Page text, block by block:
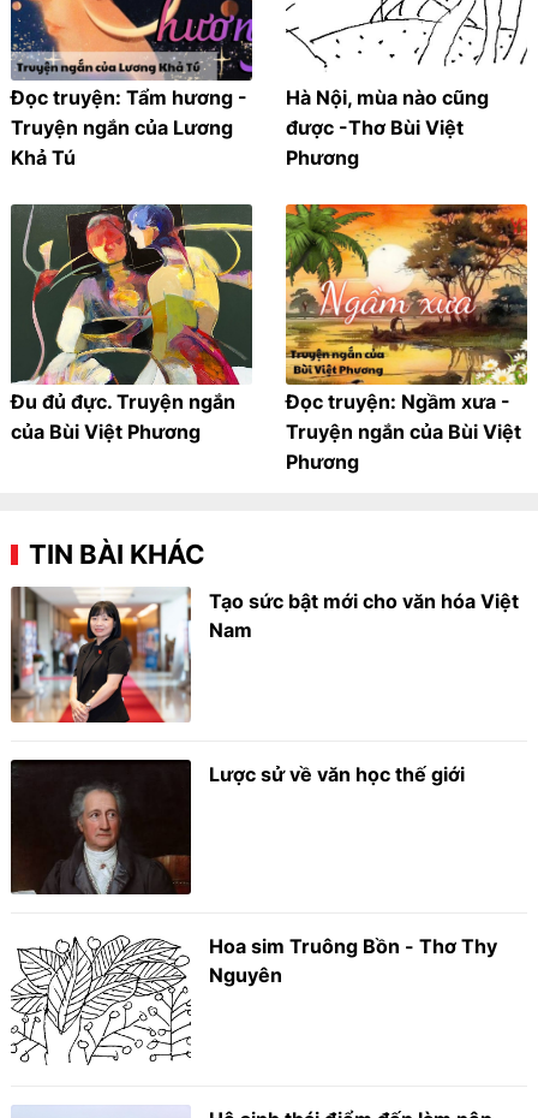
Đọc truyện: Tẩm hương -
Truyện ngắn của Lương
Khả Tú
Hà Nội, mùa nào cũng
được -Thơ Bùi Việt
Phương
Đu đủ đực. Truyện ngắn
của Bùi Việt Phương
Đọc truyện: Ngầm xưa -
Truyện ngắn của Bùi Việt
Phương
TIN BÀI KHÁC
Tạo sức bật mới cho văn hóa Việt
Nam
Lược sử về văn học thế giới
Hoa sim Truông Bồn - Thơ Thy
Nguyên